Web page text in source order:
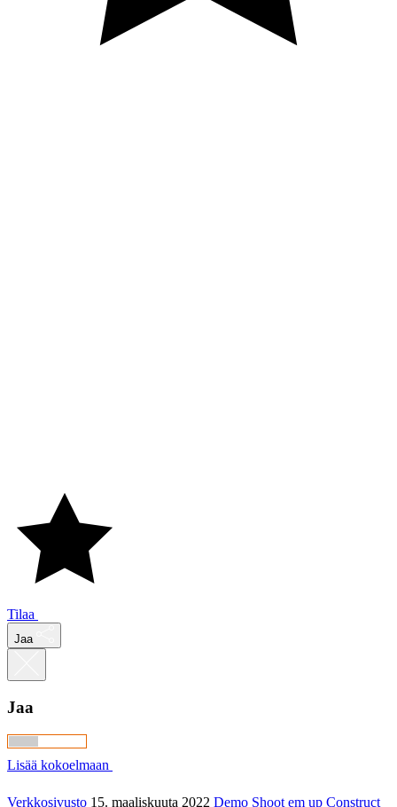
Tilaa
Jaa
Jaa
Lisää kokoelmaan
Verkkosivusto 15. maaliskuuta 2022 Demo Shoot em up Construct